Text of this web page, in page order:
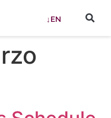
↓EN